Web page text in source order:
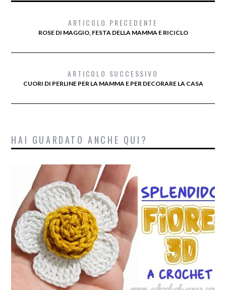
ARTICOLO PRECEDENTE
ROSE DI MAGGIO, FESTA DELLA MAMMA E RICICLO
ARTICOLO SUCCESSIVO
CUORI DI PERLINE PER LA MAMMA E PER DECORARE LA CASA
HAI GUARDATO ANCHE QUI?